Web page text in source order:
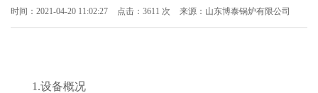
时间：2021-04-20 11:02:27 点击：3611 次 来源：山东博泰锅炉有限公司
1.设备概况